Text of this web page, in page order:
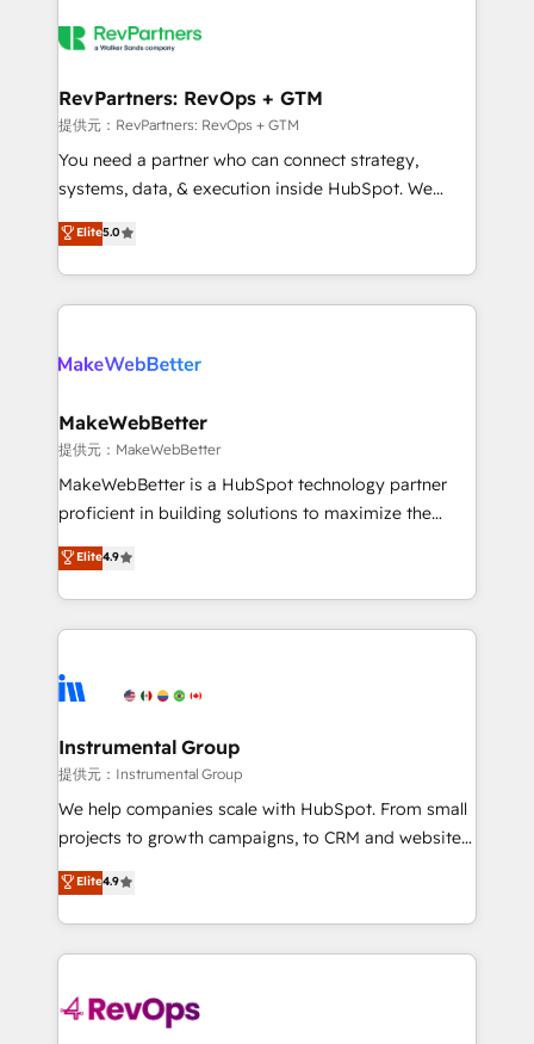
winning design to build scalable, globally
marketing campaigns, & RevOps frameworks that
fuel long-term success We connect the entire
customer lifecycle through seamless integrations,
ensure long-term adoption with change-
and service to drive sustainable growth With 6 key
HubSpot accreditations and experience across
RevPartners: RevOps + GTM
提供元：RevPartners: RevOps + GTM
You need a partner who can connect strategy,
systems, data, & execution inside HubSpot. We
bridge the gap where most agencies fall short by
combining GTM strategy with technical execution to
solve the right problem with the right solution. As the
only firm in the world to hold Elite Partner
clients gain a unique advantage in CRM architecture,
market execution. Why B2B Businesses Choose RP: -
Secure: Soc2 compliant 🛡️ - Pricing: Implementations
starting at $1,5k 💵 - Speed: Launch in 14 days ⚡ -
Global: 75+ RPers across five continents 🌐 - Scale:
HubSpot Partner 🪴 - Sales Hub: More
implementations than any other Partner 💻 -
agency for an Ops problem. Don't hire a technical
agency for a growth problem. Hire a partner built to
Elite5.0
MakeWebBetter
提供元：MakeWebBetter
MakeWebBetter is a HubSpot technology partner
proficient in building solutions to maximize the
operational efficiency of HubSpot. The fastest-
growing tech-enabler & facilitator, MakeWebBetter,
hands you the blend of HubSpot expertise &
eminent solutions & integrations. Trust us to
Elite Partners with 10+ years of HubSpot experience
Premier Partner 2023 🌟5 HubSpot Accreditations 🌟
Won HubSpot Theme Challenge 2021 🌟INBOUND’19
HubSpot Rising Star Why us? Harnessing the full
potential of the powerful HubSpot CRM. ✔️A team of
HubSpot experience ✔️Flexible pricing models —
Hourly-fee (assigned one Dedicated HubSpot
requirement). ✔️Helped over 25,000+ customers so
far with our HubSpot solutions. ✔️Bespoke apps &
Elite4.9
Instrumental Group
提供元：Instrumental Group
We help companies scale with HubSpot. From small
projects to growth campaigns, to CRM and websites.
Hire an agency that's experienced in every inch of
HubSpot and willing to work hand-in-hand with your
team to simplify the complex and build a better
experience for your team and customers.
Elite4.9